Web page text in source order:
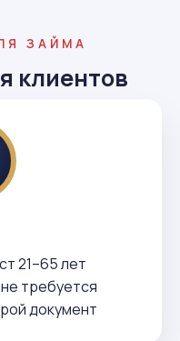
ЗАЙМА
клиентов
21–65 лет
требуется
документ